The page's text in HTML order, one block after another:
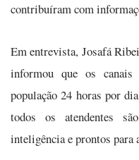
contribuíram com
Em entrevista, Josafá
informou que os canais
população 24 horas por
todos os atendentes
inteligência e prontos para